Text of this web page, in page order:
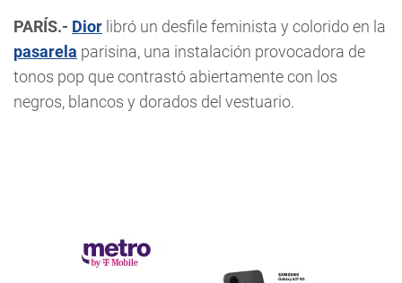
PARÍS.- Dior libró un desfile feminista y colorido en la
pasarela parisina, una instalación provocadora de
tonos pop que contrastó abiertamente con los
negros, blancos y dorados del vestuario.